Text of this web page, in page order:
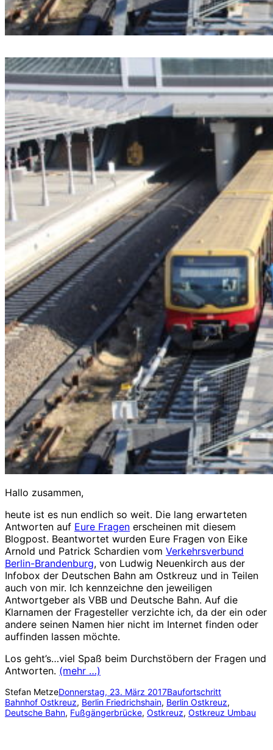
Hallo zusammen,
heute ist es nun endlich so weit. Die lang erwarteten
Antworten auf Eure Fragen erscheinen mit diesem
Blogpost. Beantwortet wurden Eure Fragen von Eike
Arnold und Patrick Schardien vom Verkehrsverbund
Berlin-Brandenburg, von Ludwig Neuenkirch aus der
Infobox der Deutschen Bahn am Ostkreuz und in Teilen
auch von mir. Ich kennzeichne den jeweiligen
Antwortgeber als VBB und Deutsche Bahn. Auf die
Klarnamen der Fragesteller verzichte ich, da der ein oder
andere seinen Namen hier nicht im Internet finden oder
auffinden lassen möchte.
Los geht’s…viel Spaß beim Durchstöbern der Fragen und
Antworten. (mehr …)
Stefan MetzeDonnerstag, 23. März 2017Baufortschritt
Bahnhof Ostkreuz, Berlin Friedrichshain, Berlin Ostkreuz
Deutsche Bahn, Fußgängerbrücke, Ostkreuz, Ostkreuz Umbau